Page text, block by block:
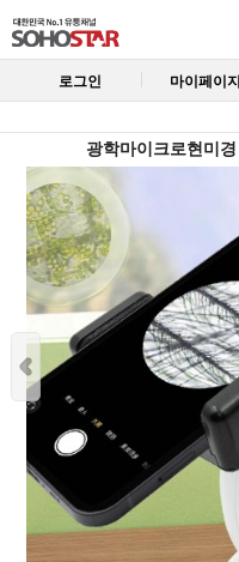
로그인 마이페이지
광학마이크로현미